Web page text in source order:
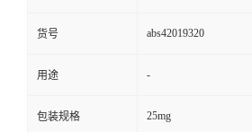
货号 abs42019320
用途 -
包装规格 25mg